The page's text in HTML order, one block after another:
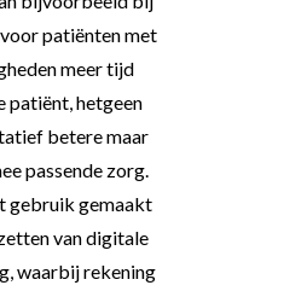
patiënten met
meer tijd
patiënt, hetgeen
betere maar
passende zorg.
gebruik gemaakt
van digitale
waarbij rekening